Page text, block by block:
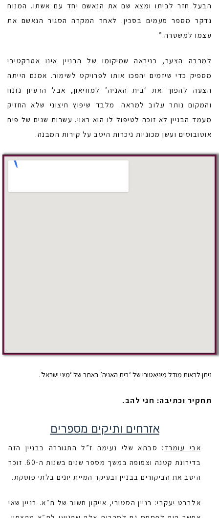
הבעל חזר לביתו ומצא שם את הנאשם יחד עם אשתו. המנוח
נדקר מספר פעמים בסכין. לאחר המקרה הסגיר הנאשם את
עצמו למשטרה.”
למרבה הצער, כניראה שמיקומו של הבניין אינו אטרקטיבי
מספיק כדי שיזמים יהפכו אותו לפרויקט לשימור. אמנם הייתה
הצעה להפוך את ‘בית האניה’ למוזיאון, אבל הרעיון נזנח
והמקום נותר עלוב למראה. מלבד שיפוץ חיצוני שלא החזיק
מעמד הבניין לא זוכה לטיפול לו הוא ראוי. עשרות שנים של פיח
אוטובוסים ועשן מכוניות ניכרות היטב על קירות המבנה.
ניתן לראות מודל מיניאטורי של ‘בית האניה’ באתר של ‘מיני ישראל’.
תחקיר וכתיבה: חגי להב.
אזרחים ותיקים מספרים
אבי עומרד : סבתא שלי נעימה ז”ל התגוררה בבניין הזה
בדירונת קטנה וצפופה במשך מספר שנים בשנות ה-60. זוכר
היטב את הביקורים בבניין ובעיקר המיית יונים בלתי פוסקת.
אלברט יעקבי: בניין הסטורי, אייקון חשוב של ת״א. בניין שאי